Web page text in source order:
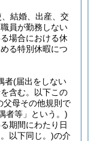
結婚、出産、交
員が勤務しない
場合における休
る特別休暇につ
者(届出をしない
含む。以下この
父母その他規則で
者等」という。)
期間にわたり日
以下同じ。)の介